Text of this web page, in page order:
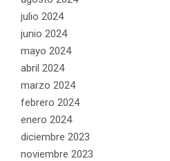
julio 2024
junio 2024
mayo 2024
abril 2024
marzo 2024
febrero 2024
enero 2024
diciembre 2023
noviembre 2023